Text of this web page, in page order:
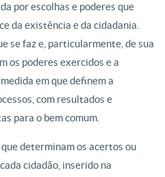
por escolhas e poderes que
da existência e da cidadania.
se faz e, particularmente, de sua
os poderes exercidos e a
em que definem a
com resultados e
para o bem comum.
determinam os acertos ou
cidadão, inserido na